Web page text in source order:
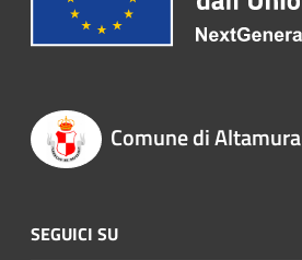
Comune di Altamura
SEGUICI SU